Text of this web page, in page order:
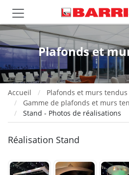
Plafonds et
Accueil
Plafonds et murs tendus
Gamme de plafonds et murs
Stand - Photos de réalisations
Réalisation Stand